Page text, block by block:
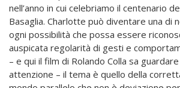
nell’anno in cui celebriamo il centenario
Basaglia. Charlotte può diventare una di
ogni possibilità che possa essere
auspicata regolarità di gesti e
– e qui il film di Rolando Colla sa
attenzione – il tema è quello della